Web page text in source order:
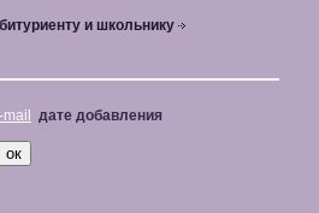
и школьнику
дате добавления